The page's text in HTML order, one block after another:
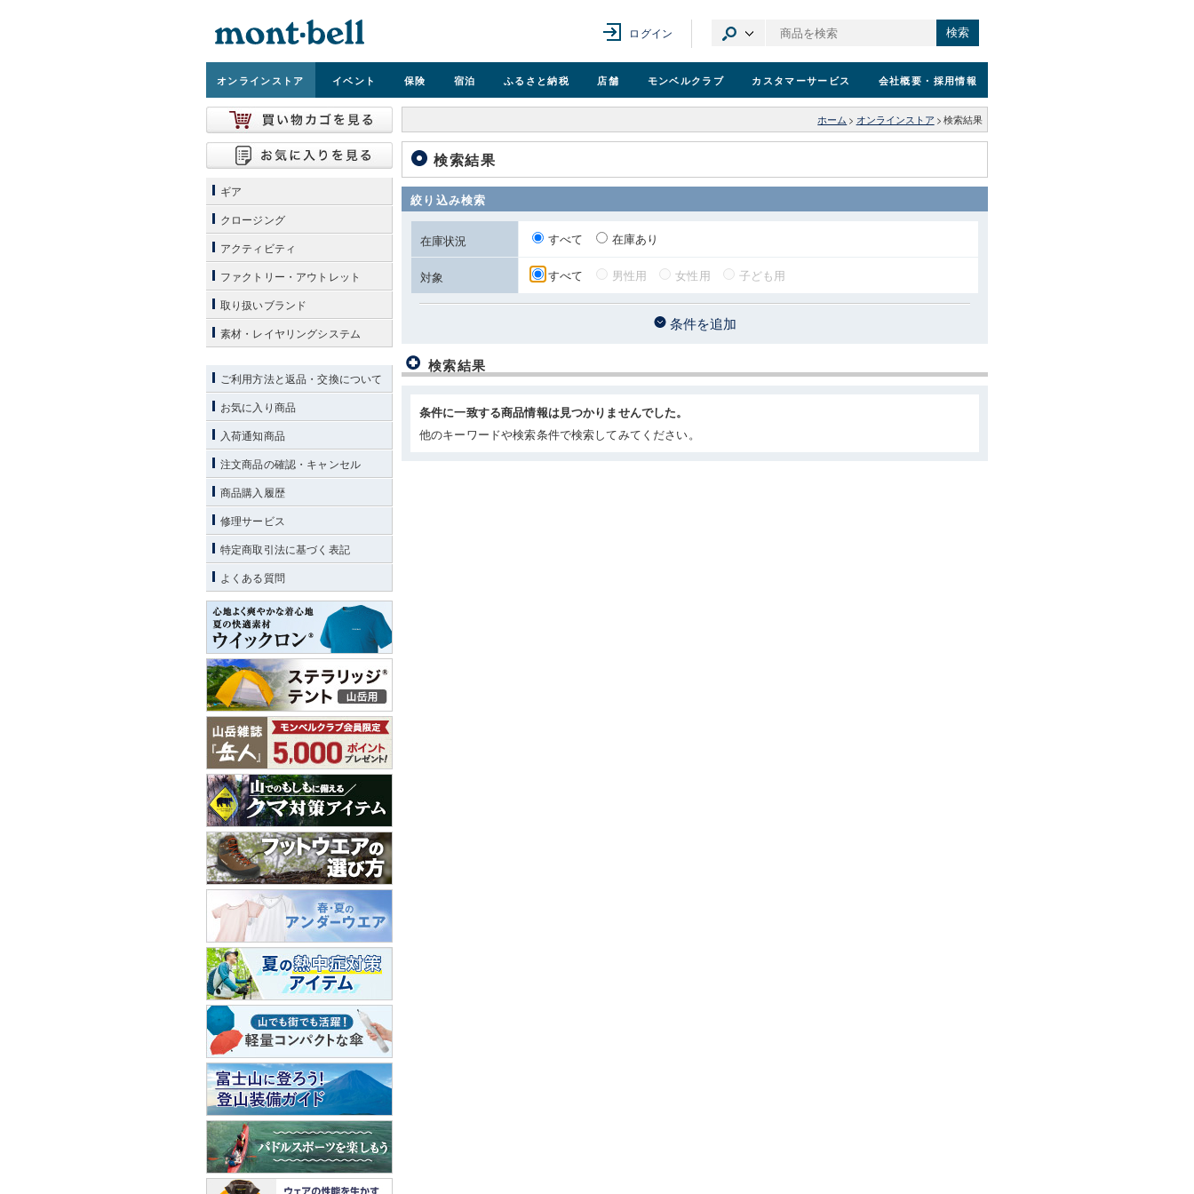
ログイン 検索
オンラインストア イベント 保険 宿泊 ふるさと納税 店舗 モンベルクラブ カスタマーサービス 会社概要 ・採用情報
ホーム > オンラインストア > 検索結果
検索結果
絞り込み検索
在庫状況 すべて 在庫あり
対象 すべて 男性用 女性用 子ども用
条件を追加
検索結果
条件に一致する商品情報は見つかりませんでした。
他のキーワードや検索条件で検索してみてください。
ギア
クロージング
アクティビティ
ファクトリー・アウトレット
取り扱いブランド
素材・レイヤリングシステム
ご利用方法と返品・交換について
お気に入り商品
入荷通知商品
注文商品の確認・キャンセル
商品購入履歴
修理サービス
特定商取引法に基づく表記
よくある質問